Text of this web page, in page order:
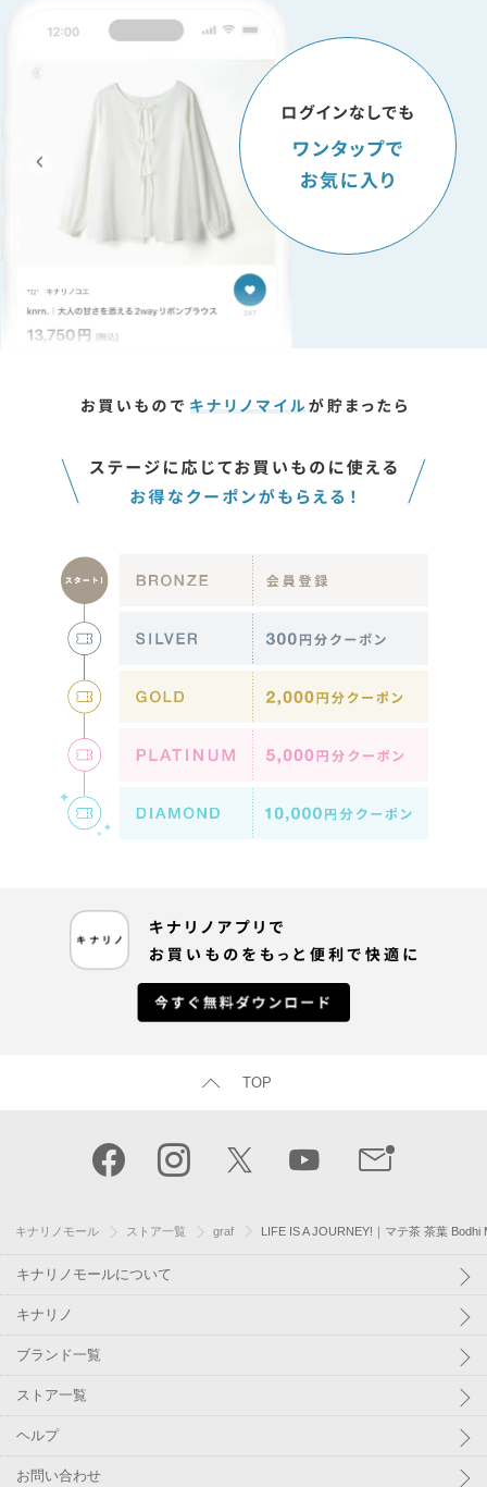
TOP
キナリノモール ストア一覧 graf LIFE IS A JOURNEY!｜マテ茶 茶葉 Bodhi
キナリノモールについて
キナリノ
ブランド一覧
ストア一覧
ヘルプ
お問い合わせ